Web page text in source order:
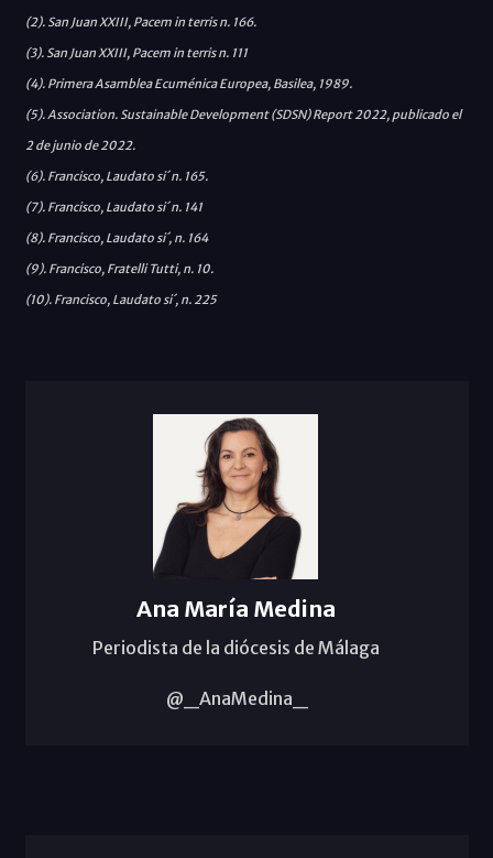
(2). San Juan XXIII, Pacem in terris n. 166.
(3). San Juan XXIII, Pacem in terris n. 111
(4). Primera Asamblea Ecuménica Europea, Basilea, 1989.
(5). Association. Sustainable Development (SDSN) Report 2022, publicado el
2 de junio de 2022.
(6). Francisco, Laudato si´ n. 165.
(7). Francisco, Laudato si´ n. 141
(8). Francisco, Laudato si´, n. 164
(9). Francisco, Fratelli Tutti, n. 10.
(10). Francisco, Laudato si´, n. 225
Ana María Medina
Periodista de la diócesis de Málaga
@_AnaMedina_